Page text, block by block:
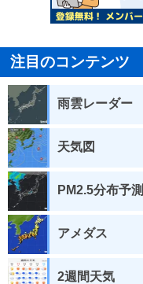
注目のコンテンツ
雨雲レーダー
天気図
PM2.5分布予測
アメダス
2週間天気